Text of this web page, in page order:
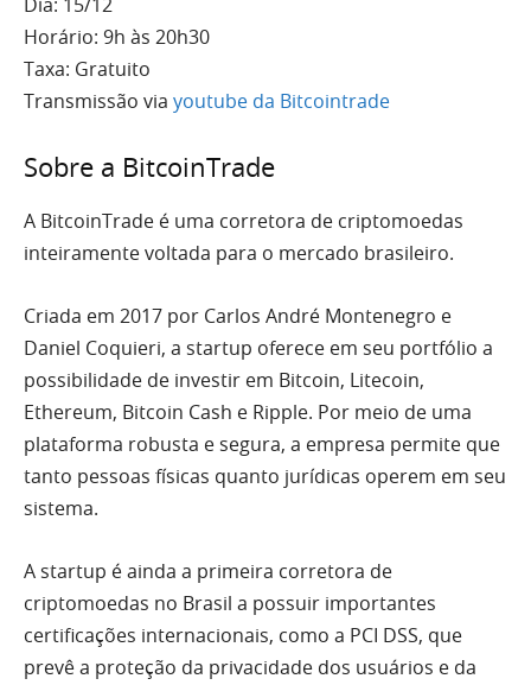
Horário: 9h às 20h30
Taxa: Gratuito
Transmissão via youtube da Bitcointrade
Sobre a BitcoinTrade
A BitcoinTrade é uma corretora de criptomoedas
inteiramente voltada para o mercado brasileiro.
Criada em 2017 por Carlos André Montenegro e
Daniel Coquieri, a startup oferece em seu portfólio a
possibilidade de investir em Bitcoin, Litecoin,
Ethereum, Bitcoin Cash e Ripple. Por meio de uma
plataforma robusta e segura, a empresa permite que
tanto pessoas físicas quanto jurídicas operem em seu
sistema.
A startup é ainda a primeira corretora de
criptomoedas no Brasil a possuir importantes
certificações internacionais, como a PCI DSS, que
prevê a proteção da privacidade dos usuários e da